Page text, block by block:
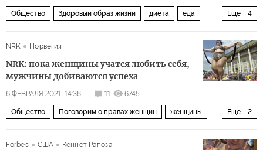
Еще 4
Общество Здоровый образ жизни диета еда
NRK
Норвегия
NRK: пока женщины учатся любить себя,
мужчины добиваются успеха
6 ФЕВРАЛЯ 2021, 14:38 11 6745
Еще 2
Общество Поговорим о правах женщин женщины
Forbes
США Кеннет Рапоза